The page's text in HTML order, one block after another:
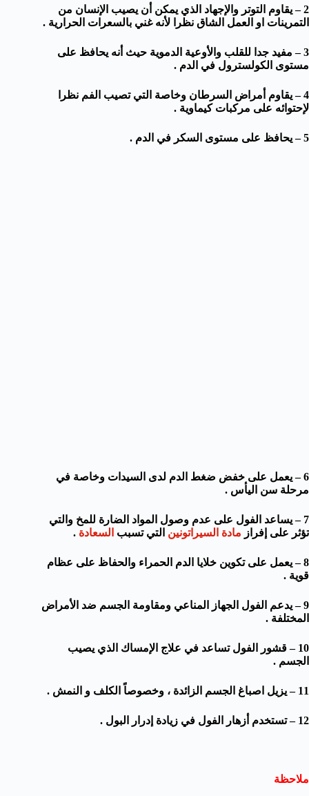
2 – يقاوم التوتر والإجهاد الذي يمكن أن يصيب الإنسان من
التمرينات او العمل الشاق نظرا لأنه غني بالسعرات الحرارية .
3 – مفيد جدا للقلب والأوعية الدموية حيث أنه يحافظ على
مستوى الكولسترول في الدم .
4 – يقاوم أمراض السرطان وخاصة التي تصيب الفم نظرا
لإحتوائه على مركبات كيماوية .
5 – يحافظ على مستوى السكر في الدم .
6 – يعمل على خفض ضغط الدم لدى السيدات وخاصة في
مرحلة سن اليأس .
7 – يساعد الفول على عدم وصول المواد الضارة للمخ والتي
تؤثر على إفراز مادة السيراتونين التي تسبب السعادة .
8 – يعمل على تكوين خلايا الدم الحمراء والحفاظ على عظام
قوية .
9 – يدعم الفول الجهاز المناعي ومقاومة الجسم ضد الأمراض
المختلفة .
10 – قشور الفول تساعد في علاج الإمساك الذي يصيب
الجسم .
11 – يزيل اصباغ الجسم الزائدة ، وخصوصاً الكلف و النمش .
12 – تستخدم أزهار الفول في زيادة إدرار البول .
ملاحظة